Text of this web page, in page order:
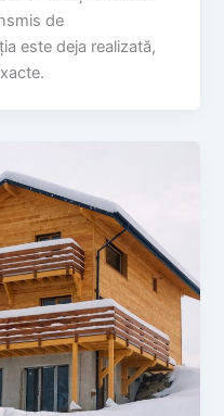
de
este deja realizată,